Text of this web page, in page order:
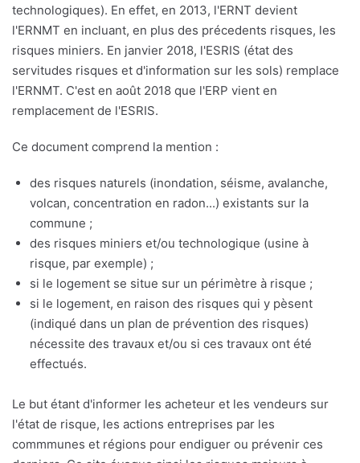
technologiques). En effet, en 2013, l'ERNT devient
l'ERNMT en incluant, en plus des précedents risques, les
risques miniers. En janvier 2018, l'ESRIS (état des
servitudes risques et d'information sur les sols) remplace
l'ERNMT. C'est en août 2018 que l'ERP vient en
remplacement de l'ESRIS.
Ce document comprend la mention :
des risques naturels (inondation, séisme, avalanche,
volcan, concentration en radon...) existants sur la
commune ;
des risques miniers et/ou technologique (usine à
risque, par exemple) ;
si le logement se situe sur un périmètre à risque ;
si le logement, en raison des risques qui y pèsent
(indiqué dans un plan de prévention des risques)
nécessite des travaux et/ou si ces travaux ont été
effectués.
Le but étant d'informer les acheteur et les vendeurs sur
l'état de risque, les actions entreprises par les
commmunes et régions pour endiguer ou prévenir ces